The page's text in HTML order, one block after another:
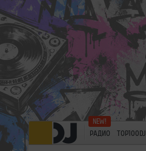
РАДИО TOP100DJ